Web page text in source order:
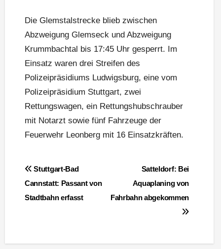
Die Glemstalstrecke blieb zwischen
Abzweigung Glemseck und Abzweigung
Krummbachtal bis 17:45 Uhr gesperrt. Im
Einsatz waren drei Streifen des
Polizeipräsidiums Ludwigsburg, eine vom
Polizeipräsidium Stuttgart, zwei
Rettungswagen, ein Rettungshubschrauber
mit Notarzt sowie fünf Fahrzeuge der
Feuerwehr Leonberg mit 16 Einsatzkräften.
Beitragsnavigation
Satteldorf: Bei
Aquaplaning von
Fahrbahn abgekommen
Stuttgart-Bad
Cannstatt: Passant von
Stadtbahn erfasst